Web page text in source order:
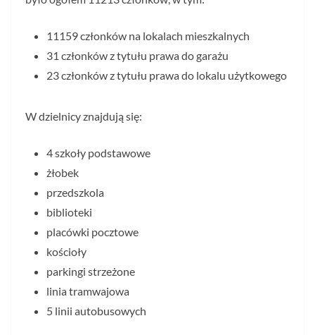
11159 członków na lokalach mieszkalnych
31 członków z tytułu prawa do garażu
23 członków z tytułu prawa do lokalu użytkowego
W dzielnicy znajdują się:
4 szkoły podstawowe
żłobek
przedszkola
biblioteki
placówki pocztowe
kościoły
parkingi strzeżone
linia tramwajowa
5 linii autobusowych